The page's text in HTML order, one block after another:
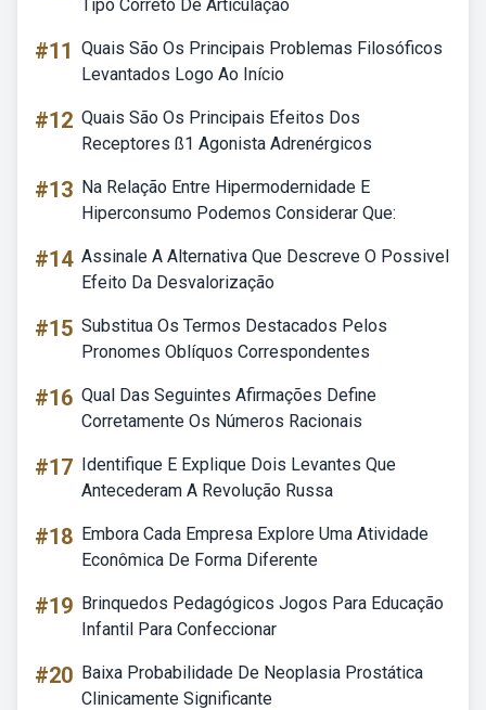
Tipo Correto De Articulação
#11 Quais São Os Principais Problemas Filosóficos
Levantados Logo Ao Início
#12 Quais São Os Principais Efeitos Dos
Receptores ß1 Agonista Adrenérgicos
#13 Na Relação Entre Hipermodernidade E
Hiperconsumo Podemos Considerar Que:
#14 Assinale A Alternativa Que Descreve O Possivel
Efeito Da Desvalorização
#15 Substitua Os Termos Destacados Pelos
Pronomes Oblíquos Correspondentes
#16 Qual Das Seguintes Afirmações Define
Corretamente Os Números Racionais
#17 Identifique E Explique Dois Levantes Que
Antecederam A Revolução Russa
#18 Embora Cada Empresa Explore Uma Atividade
Econômica De Forma Diferente
#19 Brinquedos Pedagógicos Jogos Para Educação
Infantil Para Confeccionar
#20 Baixa Probabilidade De Neoplasia Prostática
Clinicamente Significante